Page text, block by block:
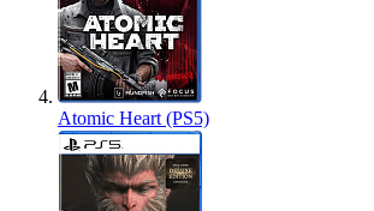
Atomic Heart (PS5)